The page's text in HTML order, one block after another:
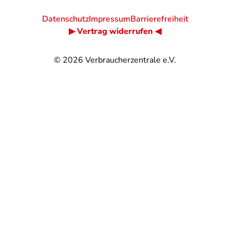
© 2026 Verbraucherzentrale e.V.
DatenschutzImpressumBarrierefreiheit
▶ Vertrag widerrufen ◀